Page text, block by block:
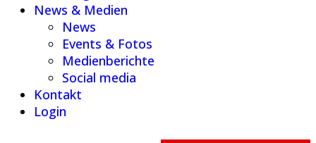
News & Medien
News
Events & Fotos
Medienberichte
Social media
Kontakt
Login